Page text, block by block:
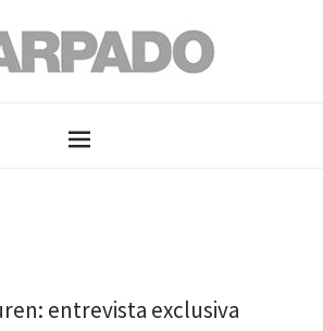
entrevista exclusiva